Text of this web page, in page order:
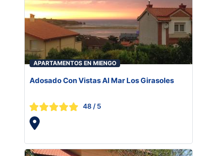
APARTAMENTOS EN MIENGO
Adosado Con Vistas Al Mar Los Girasoles
48 / 5